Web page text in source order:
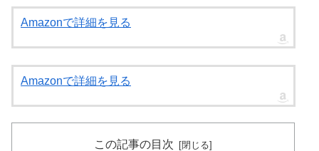
Amazonで詳細を見る
Amazonで詳細を見る
この記事の目次